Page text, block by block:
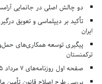
دو چالش اصلی در جانمایی
تأکید بر دیپلماسی و تعویق
ایران
پیگیری توسعه همکاری‌های
ترکمنستان
صفحه اول روزنامه‌های 7 مرداد 1405